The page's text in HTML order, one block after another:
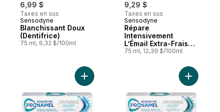
6,99 $
Taxes en sus
Abonner et mériter
Sensodyne
Blanchissant Doux
(Dentifrice)
75 ml, 9,32 $/100ml
9,29 $
Taxes en sus
Abonner et mériter
Sensodyne
Répare
Intensivement
L’Émail Extra-Frais
(Dentifrice)
75 ml, 12,39 $/100ml
Ajouter Complément Minéral À Douce
Ajouter